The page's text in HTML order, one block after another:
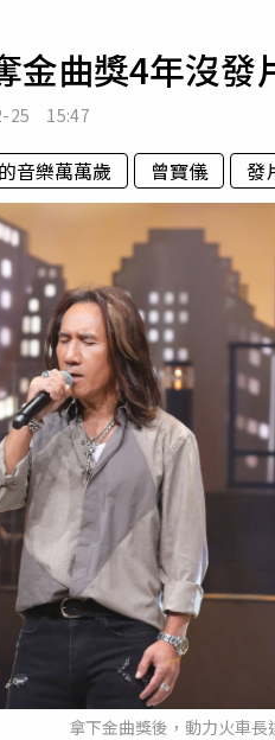
專欄
房產新勢力
金曲獎4年沒
25 15:47
音樂萬萬歲 曾寶儀 發
拿下金曲獎後，動力火車長